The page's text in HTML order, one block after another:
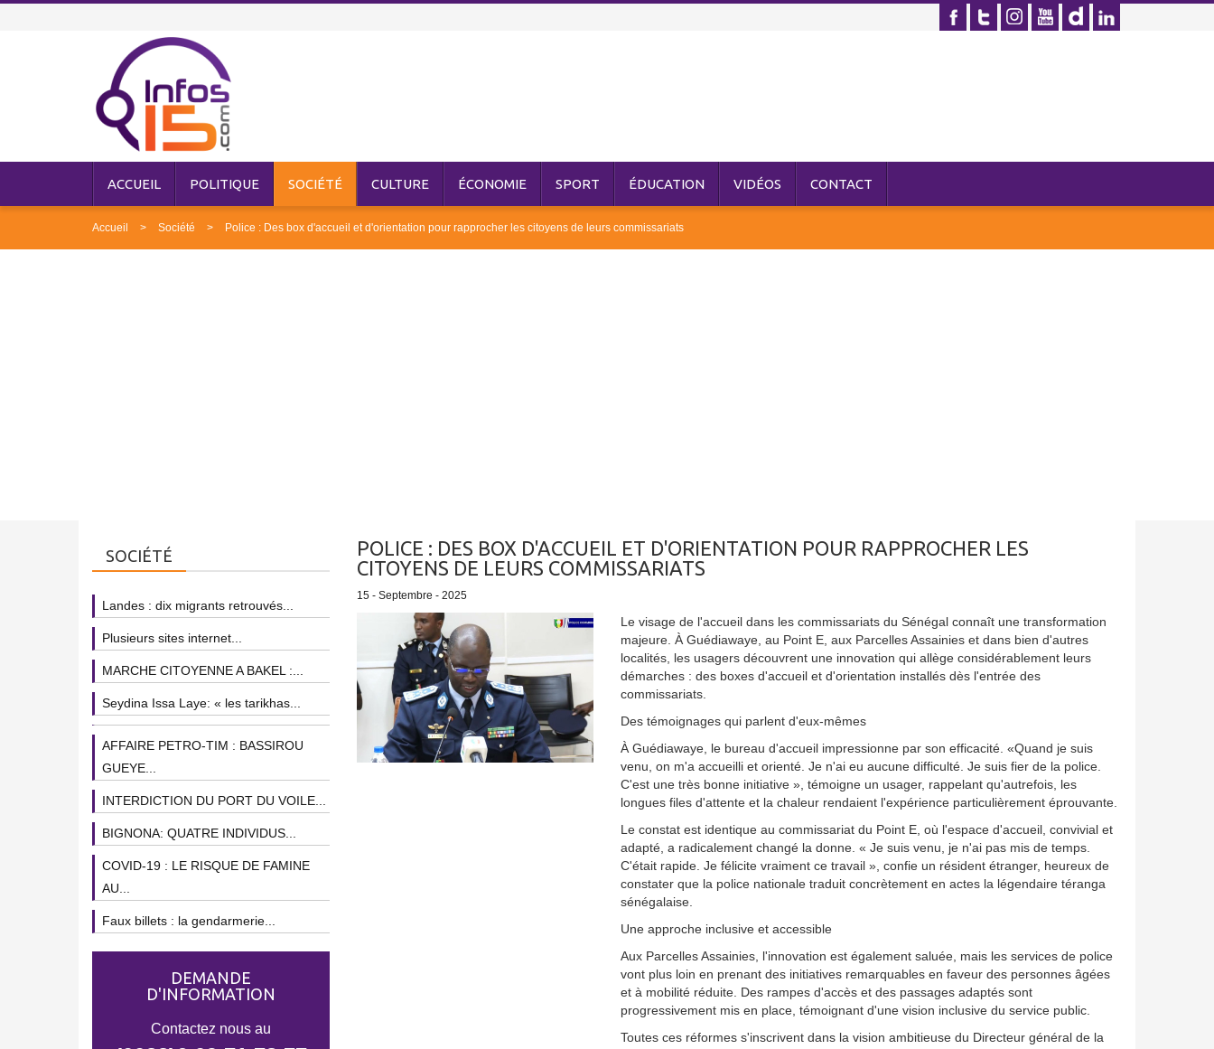
ACCUEIL POLITIQUE SOCIÉTÉ CULTURE ÉCONOMIE SPORT ÉDUCATION VIDÉOS CONTACT
Accueil Société Police : Des box d'accueil et d'orientation pour rapprocher les citoyens de leurs commissariats
POLICE : DES BOX D'ACCUEIL ET D'ORIENTATION POUR RAPPROCHER LES
CITOYENS DE LEURS COMMISSARIATS
15 - Septembre - 2025
Le visage de l'accueil dans les commissariats du Sénégal connaît une transformation
majeure. À Guédiawaye, au Point E, aux Parcelles Assainies et dans bien d'autres
localités, les usagers découvrent une innovation qui allège considérablement leurs
démarches : des boxes d'accueil et d'orientation installés dès l'entrée des
commissariats.
Des témoignages qui parlent d'eux-mêmes
À Guédiawaye, le bureau d'accueil impressionne par son efficacité. «Quand je suis
venu, on m'a accueilli et orienté. Je n'ai eu aucune difficulté. Je suis fier de la police.
C'est une très bonne initiative », témoigne un usager, rappelant qu'autrefois, les
longues files d'attente et la chaleur rendaient l'expérience particulièrement éprouvante.
Le constat est identique au commissariat du Point E, où l'espace d'accueil, convivial et
adapté, a radicalement changé la donne. « Je suis venu, je n'ai pas mis de temps.
C'était rapide. Je félicite vraiment ce travail », confie un résident étranger, heureux de
constater que la police nationale traduit concrètement en actes la légendaire téranga
sénégalaise.
Une approche inclusive et accessible
Aux Parcelles Assainies, l'innovation est également saluée, mais les services de police
vont plus loin en prenant des initiatives remarquables en faveur des personnes âgées
et à mobilité réduite. Des rampes d'accès et des passages adaptés sont
progressivement mis en place, témoignant d'une vision inclusive du service public.
Toutes ces réformes s'inscrivent dans la vision ambitieuse du Directeur général de la
SOCIÉTÉ
Landes : dix migrants retrouvés...
Plusieurs sites internet...
MARCHE CITOYENNE A BAKEL :...
Seydina Issa Laye: « les tarikhas...
AFFAIRE PETRO-TIM : BASSIROU
GUEYE...
INTERDICTION DU PORT DU VOILE...
BIGNONA: QUATRE INDIVIDUS...
COVID-19 : LE RISQUE DE FAMINE
AU...
Faux billets : la gendarmerie...
DEMANDE
D'INFORMATION
Contactez nous au